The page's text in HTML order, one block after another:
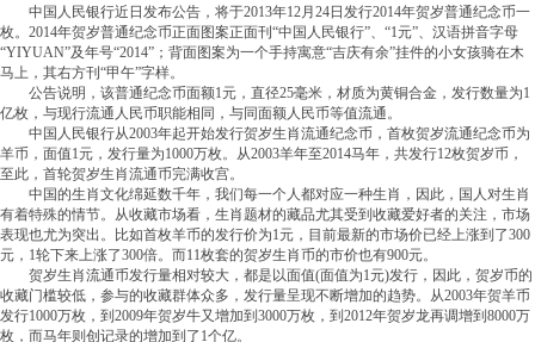
中国人民银行近日发布公告，将于2013年12月24日发行2014年贺岁普通纪念币一
枚。2014年贺岁普通纪念币正面图案正面刊“中国人民银行”、“1元”、汉语拼音字母
“YIYUAN”及年号“2014”；背面图案为一个手持寓意“吉庆有余”挂件的小女孩骑在木
马上，其右方刊“甲午”字样。
公告说明，该普通纪念币面额1元，直径25毫米，材质为黄铜合金，发行数量为1
亿枚，与现行流通人民币职能相同，与同面额人民币等值流通。
中国人民银行从2003年起开始发行贺岁生肖流通纪念币，首枚贺岁流通纪念币为
羊币，面值1元，发行量为1000万枚。从2003羊年至2014马年，共发行12枚贺岁币，
至此，首轮贺岁生肖流通币完满收宫。
中国的生肖文化绵延数千年，我们每一个人都对应一种生肖，因此，国人对生肖
有着特殊的情节。从收藏市场看，生肖题材的藏品尤其受到收藏爱好者的关注，市场
表现也尤为突出。比如首枚羊币的发行价为1元，目前最新的市场价已经上涨到了300
元，1轮下来上涨了300倍。而11枚套的贺岁生肖币的市价也有900元。
贺岁生肖流通币发行量相对较大，都是以面值(面值为1元)发行，因此，贺岁币的
收藏门槛较低，参与的收藏群体众多，发行量呈现不断增加的趋势。从2003年贺羊币
发行1000万枚，到2009年贺岁牛又增加到3000万枚，到2012年贺岁龙再调增到8000万
枚，而马年则创记录的增加到了1个亿。